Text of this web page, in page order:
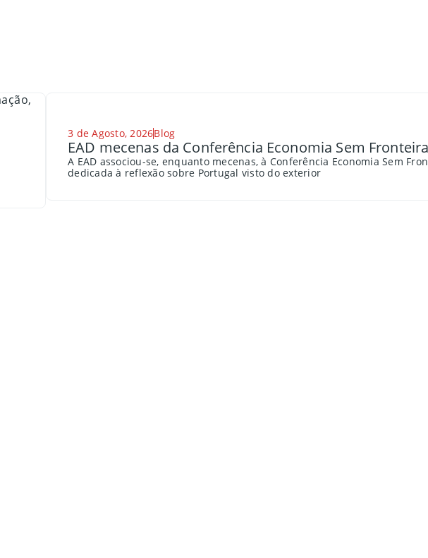
3 de Agosto, 2026Blog
EAD mecenas da Conferência Economia Sem
A EAD associou-se, enquanto mecenas, à Conferência Economia Sem
dedicada à reflexão sobre Portugal visto do exterior